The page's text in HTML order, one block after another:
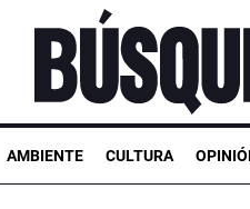
AMBIENTE CULTURA